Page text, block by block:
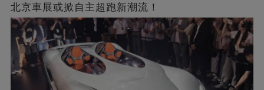
北京車展或掀自主超跑新潮流！